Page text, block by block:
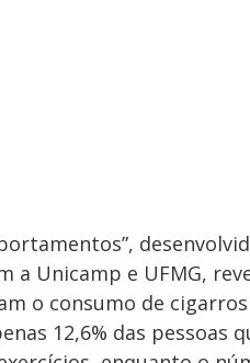
a Unicamp e UFMG,
o consumo de
12,6% das pessoas